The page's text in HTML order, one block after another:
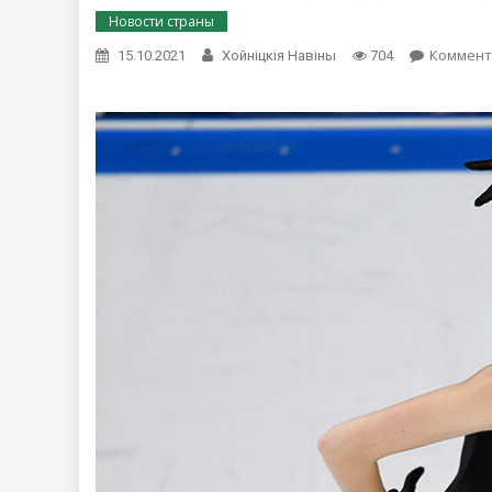
Новости страны
15.10.2021 Хойнiцкiя Навiны 704